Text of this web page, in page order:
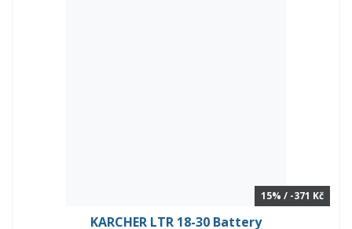
15% / -371 Kč
KARCHER LTR 18-30 Battery